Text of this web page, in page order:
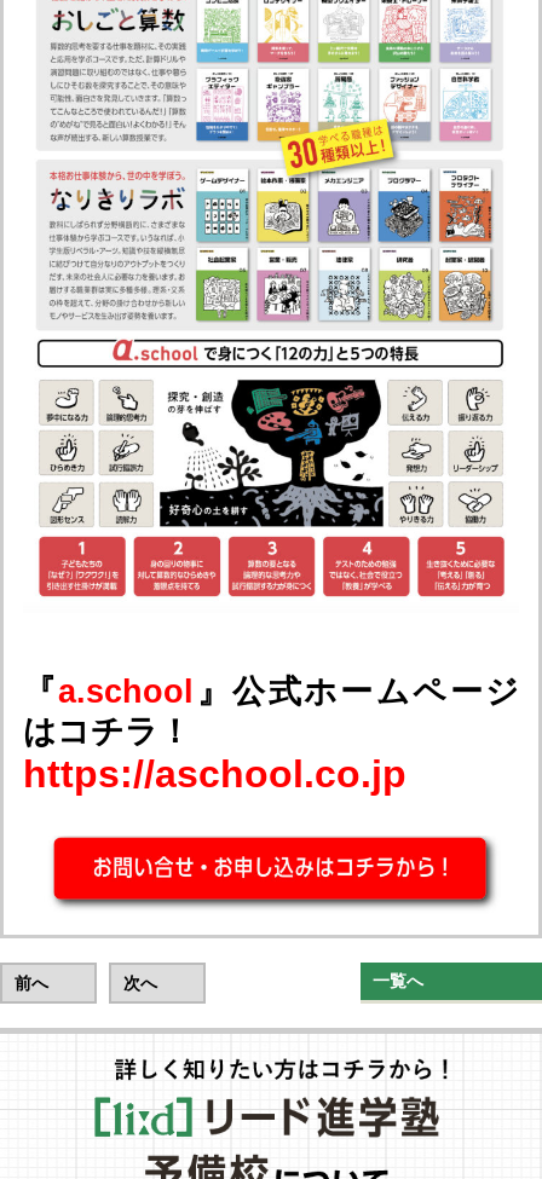
『a.school 』公式ホームページ
はコチラ！
https://aschool.co.jp
前へ 次へ 一覧へ